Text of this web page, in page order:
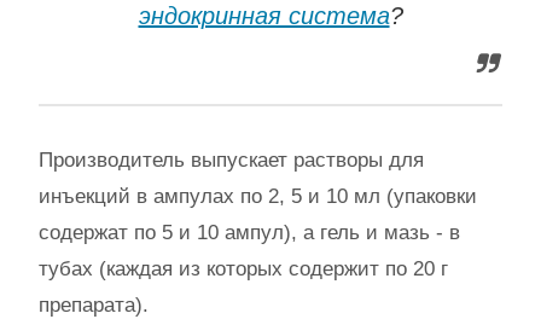
эндокринная система?
Производитель выпускает растворы для
инъекций в ампулах по 2, 5 и 10 мл (упаковки
содержат по 5 и 10 ампул), а гель и мазь - в
тубах (каждая из которых содержит по 20 г
препарата).